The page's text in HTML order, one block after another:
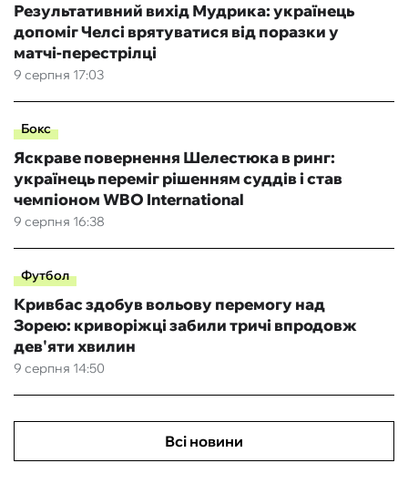
9 серпня 17:03
Результативний вихід Мудрика: українець
допоміг Челсі врятуватися від поразки у
матчі-перестрілці
Бокс
9 серпня 16:38
Яскраве повернення Шелестюка в ринг:
українець переміг рішенням суддів і став
чемпіоном WBO International
Футбол
9 серпня 14:50
Кривбас здобув вольову перемогу над
Зорею: криворіжці забили тричі впродовж
дев'яти хвилин
Всі новини